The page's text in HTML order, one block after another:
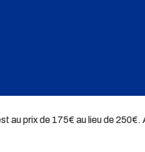
prix de 175€ au lieu de 250€.